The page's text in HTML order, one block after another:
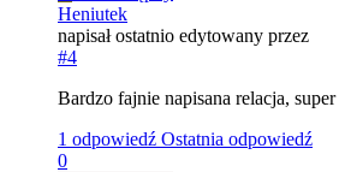
Heniutek
napisałostatnio edytowany przez
#4
Bardzo fajnie napisana relacja, super
1 odpowiedź Ostatnia odpowiedź
0